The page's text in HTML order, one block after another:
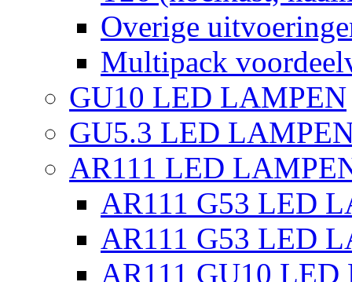
Overige
Multipack
GU10 LED LAMPEN
GU5.3 LED
AR111 LED
AR111 G53 LED
AR111 G53 LED
AR111 GU10